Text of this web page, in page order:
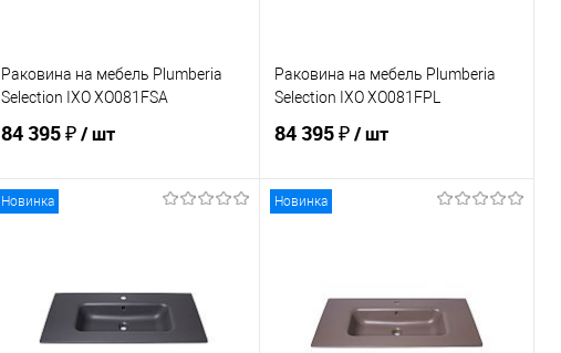
Раковина на мебель Plumberia
Selection IXO XO081FSA
84 395 ₽/ шт
В избранное
Под заказ
Раковина на мебель Plumberia
Selection IXO XO081FPL
84 395 ₽/ шт
В избранное
В наличии
Новинка Новинка